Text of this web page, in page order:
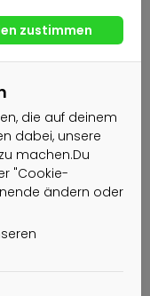
die auf deinem
dabei, unsere
machen.Du
"Cookie-
ändern oder
& Co.KG